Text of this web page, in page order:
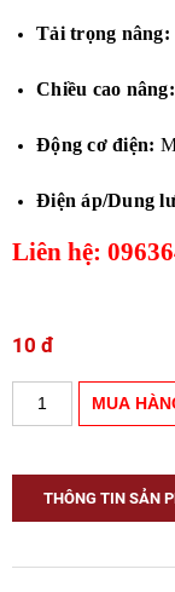
Tải trọng nâng:
Chiều cao nâng:
Động cơ điện:
Điện áp/Dung
Liên hệ:
10 đ
THÔNG TIN SẢN